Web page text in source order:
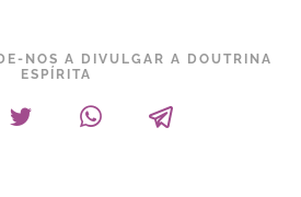
NOS A DIVULGAR A DOUTRINA
ESPÍRITA